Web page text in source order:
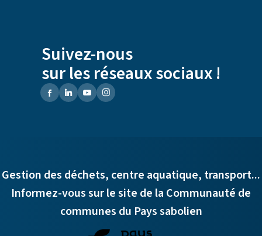
Suivez-nous
sur les réseaux sociaux !
Gestion des déchets, centre aquatique, transport...
Informez-vous sur le site de la Communauté de
communes du Pays sabolien